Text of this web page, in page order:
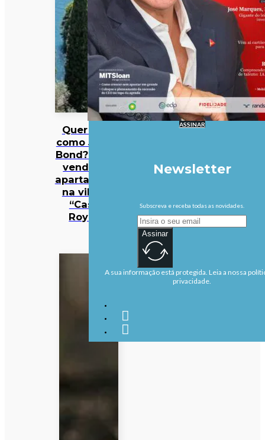
Quer viver
como James
Bond? Está à
venda um
apartamento
na villa de
“Casino
Royale”
ASSINAR
Newsletter
Subscreva e receba todas as novidades.
Assinar
A sua informação está protegida. Leia a nossa
privacidade.